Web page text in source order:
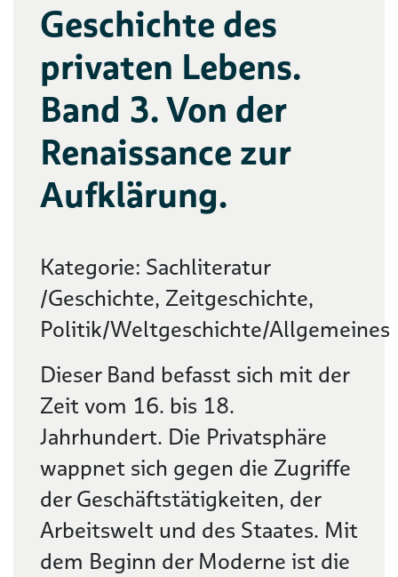
Geschichte des
privaten Lebens.
Band 3. Von der
Renaissance zur
Aufklärung.
Kategorie: Sachliteratur
/Geschichte, Zeitgeschichte,
Politik/Weltgeschichte/Allgemeines
Dieser Band befasst sich mit der
Zeit vom 16. bis 18.
Jahrhundert. Die Privatsphäre
wappnet sich gegen die Zugriffe
der Geschäftstätigkeiten, der
Arbeitswelt und des Staates. Mit
dem Beginn der Moderne ist die